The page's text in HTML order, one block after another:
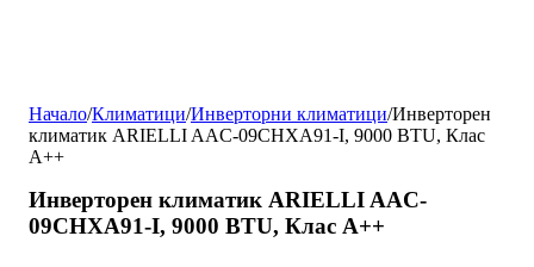
Начало/Климатици/Инверторни климатици/Инверторен
климатик ARIELLI AAC-09CHXA91-I, 9000 BTU, Клас
A++
Инверторен климатик ARIELLI AAC-
09CHXA91-I, 9000 BTU, Клас A++